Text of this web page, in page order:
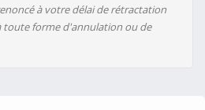
à votre délai de rétractation
toute forme d'annulation ou de